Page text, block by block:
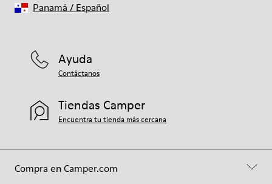
Compra en Camper.com
Ayuda
Contáctanos
Tiendas Camper
Encuentra tu tienda más cercana
Panamá / Español